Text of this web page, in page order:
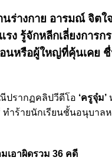
ร่างกาย อารมณ์ จิต
รู้จักหลีกเลี่ยงการก
หรือผู้ใหญ่ที่คุ้นเคย
ปรากฏคลิปวีดีโอ ‘ครูจุ๋ม’
ทำร้ายนักเรียนชั้นอนุบา
เอาผิดรวม 36 คดี